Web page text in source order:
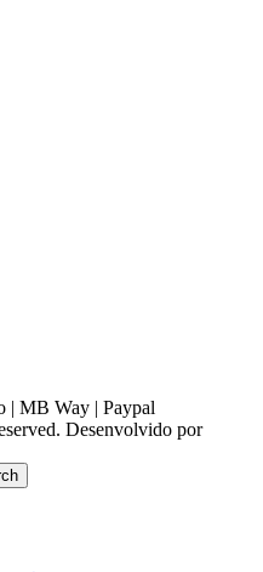
| MB Way | Paypal
Desenvolvido por